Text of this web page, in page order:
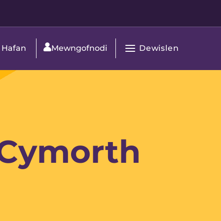
Hafan Mewngofnodi
Agor
Dewislen